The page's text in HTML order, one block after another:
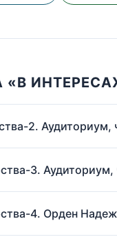
2. Аудиториум,
3. Аудиториум,
4. Орден